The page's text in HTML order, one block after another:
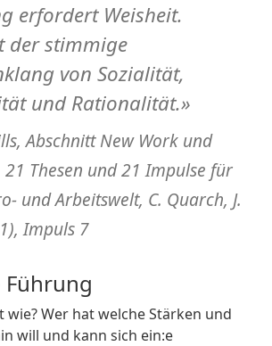
erfordert Weisheit.
der stimmige
von Sozialität,
und Rationalität.»
Abschnitt New Work und
21 Thesen und 21 Impulse für
und Arbeitswelt, C. Quarch, J.
Impuls 7
wie? Wer hat welche Stärken und
will und kann sich ein:e